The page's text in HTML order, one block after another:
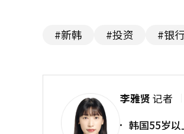
#新韩 #投资 #银
李雅贤 记者
韩国55岁